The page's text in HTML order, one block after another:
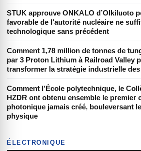
STUK approuve ONKALO d’Olkiluoto
favorable de l’autorité nucléaire ne
technologique sans précédent
Comment 1,78 million de tonnes de
par 3 Proton Lithium à Railroad Valley
transformer la stratégie industrielle
Comment l’École polytechnique, le
HZDR ont obtenu ensemble le premier
photonique jamais créé, bouleversant
physique
ÉLECTRONIQUE